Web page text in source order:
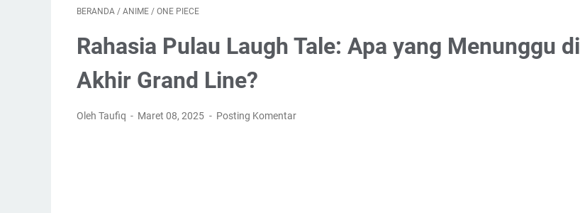
BERANDA / ANIME / ONE PIECE
Rahasia Pulau Laugh Tale: Apa yang Menunggu di
Akhir Grand Line?
Oleh Taufiq Maret 08, 2025 Posting Komentar